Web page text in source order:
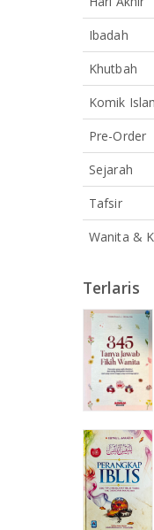
Ibadah
Khutbah
Komik
Pre-Order
Sejarah
Tafsir
Wanita &
Terlaris